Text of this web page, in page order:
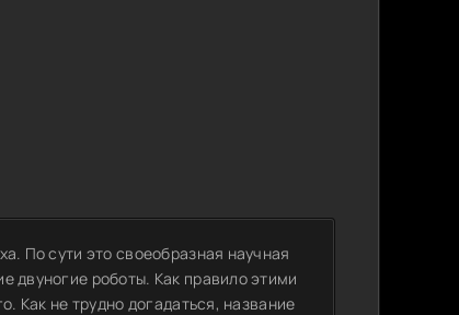
По сути это своеобразная научная
двуногие роботы. Как правило этими
Как не трудно догадаться, название